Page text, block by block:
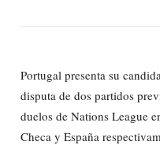
Portugal presenta su
disputa de dos partidos
duelos de Nations League
Checa y España